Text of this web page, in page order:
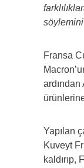
Fransa
ardından
Yapılan
Kuveyt
kaldırıp,